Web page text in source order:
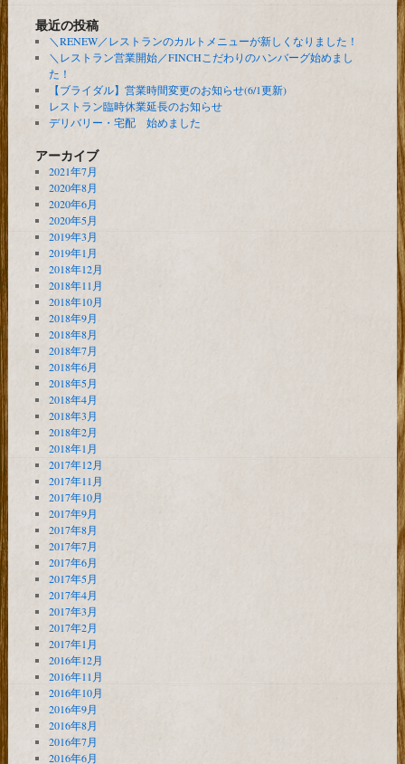
最近の投稿
＼RENEW／レストランのカルトメニューが新しくなりました！
＼レストラン営業開始／FINCHこだわりのハンバーグ始めまし
た！
【ブライダル】営業時間変更のお知らせ(6/1更新)
レストラン臨時休業延長のお知らせ
デリバリー・宅配 始めました
アーカイブ
2021年7月
2020年8月
2020年6月
2020年5月
2019年3月
2019年1月
2018年12月
2018年11月
2018年10月
2018年9月
2018年8月
2018年7月
2018年6月
2018年5月
2018年4月
2018年3月
2018年2月
2018年1月
2017年12月
2017年11月
2017年10月
2017年9月
2017年8月
2017年7月
2017年6月
2017年5月
2017年4月
2017年3月
2017年2月
2017年1月
2016年12月
2016年11月
2016年10月
2016年9月
2016年8月
2016年7月
2016年6月